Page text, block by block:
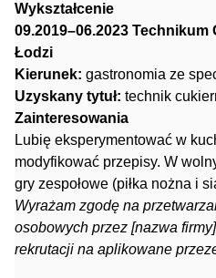
Wykształcenie
09.2019–06.2023
Łodzi
Kierunek: gastronomia ze
Uzyskany tytuł: technik
Zainteresowania
Lubię eksperymentować w
modyfikować przepisy. W
gry zespołowe (piłka nożna i
Wyrażam zgodę na
osobowych przez [nazwa
rekrutacji na aplikowane